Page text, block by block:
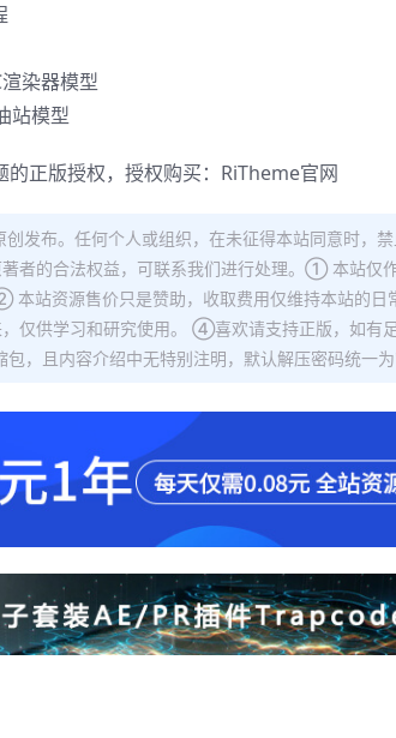
染器模型
站模型
正版授权，授权购买： RiTheme官网
发布。任何个人或组织，在未征得本站同意时，
者的合法权益，可联系我们进行处理。① 本站仅
本站资源售价只是赞助，收取费用仅维持本站的
仅供学习和研究使用。 ④喜欢请支持正版，如有
，且内容介绍中无特别注明，默认解压密码统一